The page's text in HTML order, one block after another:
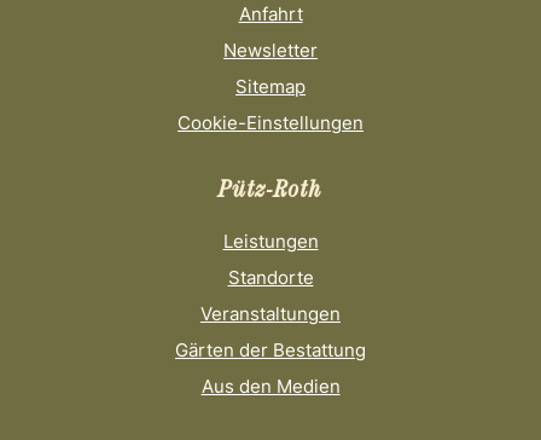
Anfahrt
Newsletter
Sitemap
Cookie-Einstellungen
Pütz-Roth
Leistungen
Standorte
Veranstaltungen
Gärten der Bestattung
Aus den Medien